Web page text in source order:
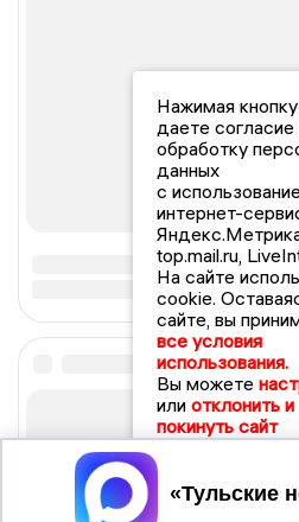
Нажимая
даете согласие
обработку
данных
с
интернет-
top.mail.ru,
На сайте
cookie.
сайте, вы
все условия
использования.
Вы можете
или отклонить и
покинуть сайт
Принять